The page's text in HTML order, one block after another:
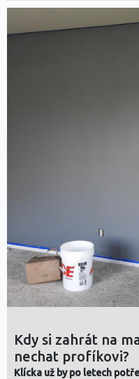
Kdy si zahrát na
nechat profíkovi?
Klícka už by po letech